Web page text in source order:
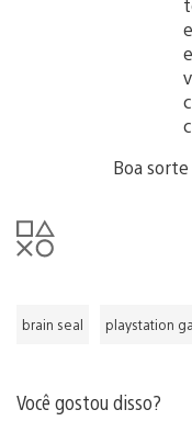
Boa sorte
brain seal playstation
Você gostou disso?